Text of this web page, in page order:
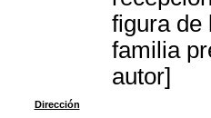
figura de
familia
autor]
Dirección